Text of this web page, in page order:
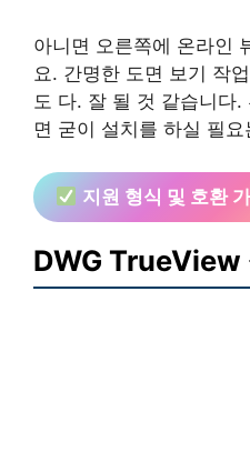
아니면 오른쪽에 온라인
요. 간명한 도면 보기 작
도 다. 잘 될 것 같습니다
면 굳이 설치를 하실 필
지원 형식 및 호환
DWG TrueView